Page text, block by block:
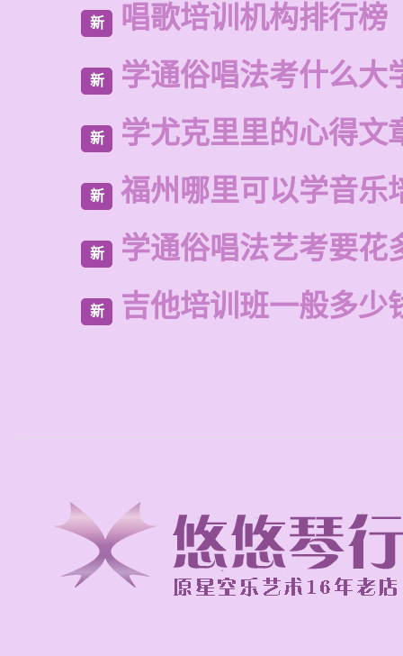
新 唱歌培训机构排行榜
新 学通俗唱法考什么大
新 学尤克里里的心得文
新 福州哪里可以学音乐
新 学通俗唱法艺考要花
新 吉他培训班一般多少